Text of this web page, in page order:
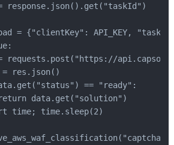
response.json().get("taskId")
= {"clientKey": API_KEY,
requests.post("https://
res.json()
== "ready":
data.get("solution")
time; time.sleep(2)